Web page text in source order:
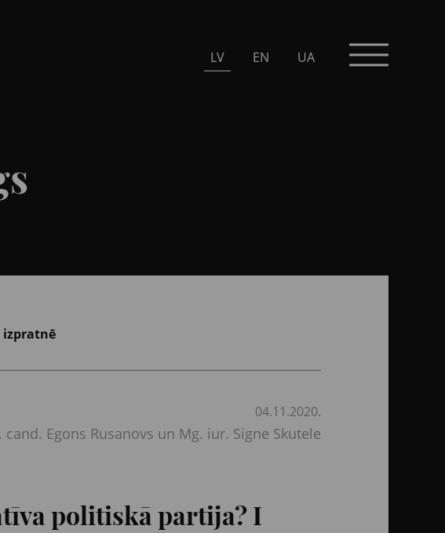
LV EN UA
izpratnē
04.11.2020.
cand. Egons Rusanovs un Mg. iur. Signe Skutele
politiskā partija? I